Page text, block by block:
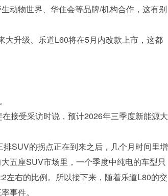
动物世界、华住会等品牌/机构合作，这有别
升级、乐道L60将在5月内改款上市，这都
接受采访时说，预计2026年三季度新能源大
SUV的拐点正在到来之后，几个月时间里增
五座SUV市场里，一个季度中纯电的车型只
左右的比例。所以接下来，随着乐道L80的交
事件。